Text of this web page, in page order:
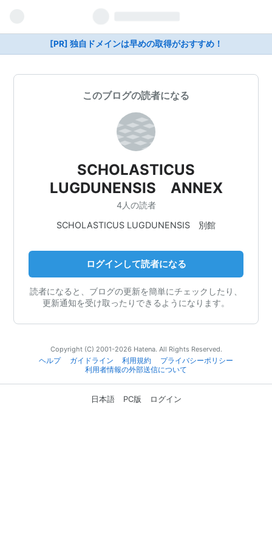
[PR] 独自ドメインは早めの取得がおすすめ！
このブログの読者になる
SCHOLASTICUS
LUGDUNENSIS ANNEX
4人の読者
SCHOLASTICUS LUGDUNENSIS 別館
ログインして読者になる
読者になると、ブログの更新を簡単にチェックしたり、
更新通知を受け取ったりできるようになります。
Copyright (C) 2001-2026 Hatena. All Rights Reserved.
ヘルプ
ガイドライン 利用規約
プライバシーポリシー
利用者情報の外部送信について
日本語 PC版 ログイン